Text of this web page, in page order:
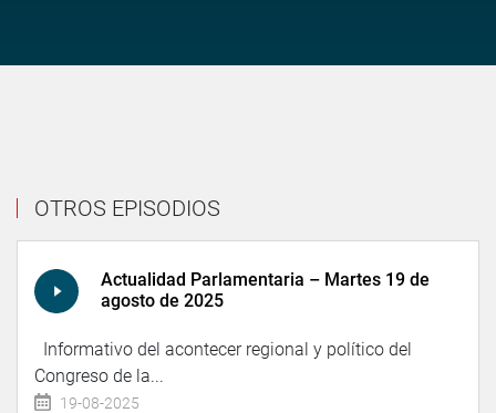
OTROS EPISODIOS
Actualidad Parlamentaria – Martes 19 de
agosto de 2025
Informativo del acontecer regional y político del
Congreso de la...
19-08-2025